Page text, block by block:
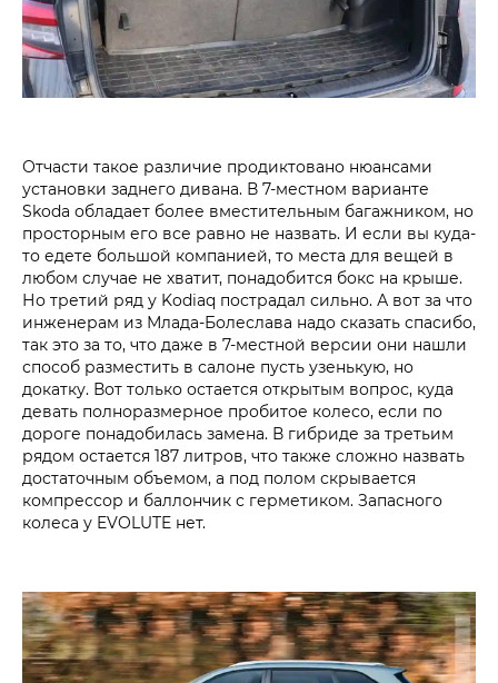
Отчасти такое различие продиктовано нюансами
установки заднего дивана. В 7‑местном варианте
Skoda обладает более вместительным багажником, но
просторным его все равно не назвать. И если вы куда-
то едете большой компанией, то места для вещей в
любом случае не хватит, понадобится бокс на крыше.
Но третий ряд у Kodiaq пострадал сильно. А вот за что
инженерам из Млада-Болеслава надо сказать спасибо,
так это за то, что даже в 7‑местной версии они нашли
способ разместить в салоне пусть узенькую, но
докатку. Вот только остается открытым вопрос, куда
девать полноразмерное пробитое колесо, если по
дороге понадобилась замена. В гибриде за третьим
рядом остается 187 литров, что также сложно назвать
достаточным объемом, а под полом скрывается
компрессор и баллончик с герметиком. Запасного
колеса у EVOLUTE нет.